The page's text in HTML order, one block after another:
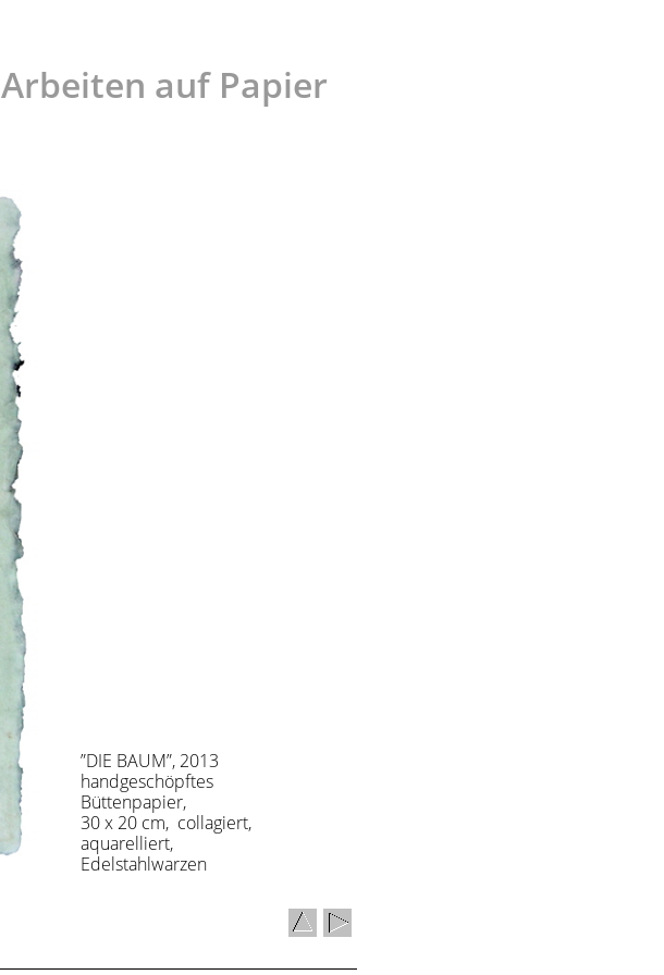
”DIE BAUM”, 2013
handgeschöpftes
Büttenpapier,
30 x 20 cm, collagiert,
aquarelliert,
Edelstahlwarzen
Arbeiten auf Papier